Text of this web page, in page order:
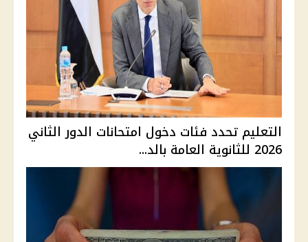
التعليم تحدد فئات دخول امتحانات الدور الثاني
2026 للثانوية العامة بالد...